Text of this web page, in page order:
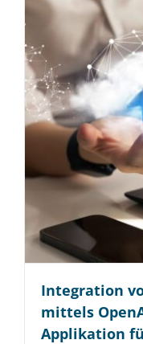
Integration
mittels
Applikation